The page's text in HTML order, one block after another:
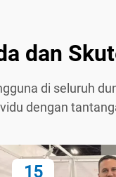
dan
di seluruh
dengan
15